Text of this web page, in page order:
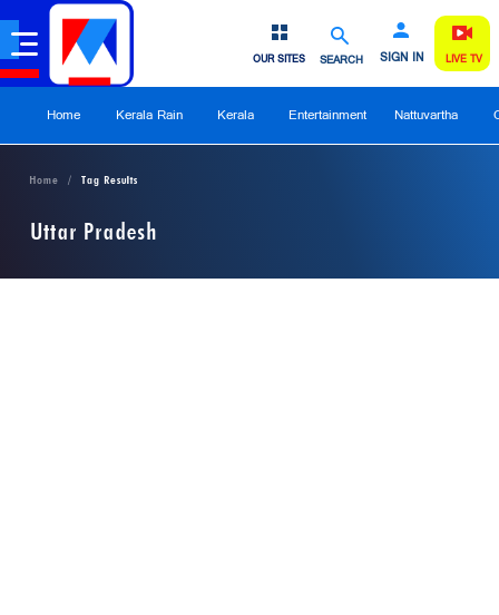
SEARCH SIGN IN
OUR SITES LIVE TV
Home Kerala Rain Kerala Entertainment Nattuvartha
Home Tag Results
Uttar Pradesh